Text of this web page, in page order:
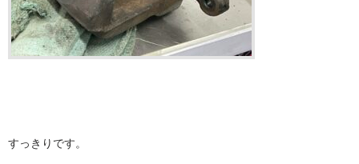
すっきりです。